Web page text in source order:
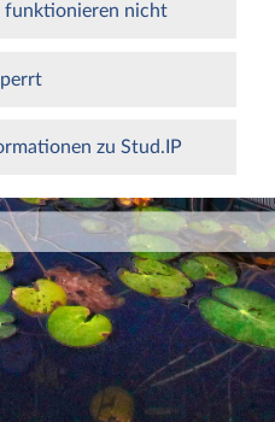
funktionieren nicht
zu Stud.IP